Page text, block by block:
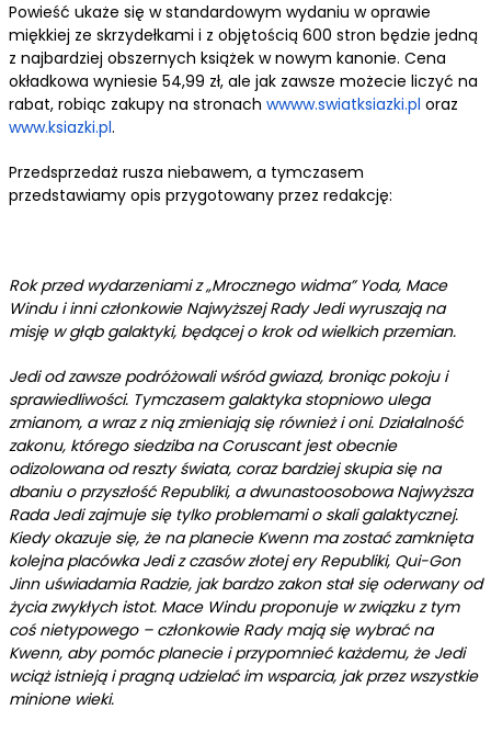
Powieść ukaże się w standardowym wydaniu w oprawie
miękkiej ze skrzydełkami i z objętością 600 stron będzie jedną
z najbardziej obszernych książek w nowym kanonie. Cena
okładkowa wyniesie 54,99 zł, ale jak zawsze możecie liczyć na
rabat, robiąc zakupy na stronach wwww.swiatksiazki.pl oraz
www.ksiazki.pl.
Przedsprzedaż rusza niebawem, a tymczasem
przedstawiamy opis przygotowany przez redakcję:
Rok przed wydarzeniami z „Mrocznego widma” Yoda, Mace
Windu i inni członkowie Najwyższej Rady Jedi wyruszają na
misję w głąb galaktyki, będącej o krok od wielkich przemian.
Jedi od zawsze podróżowali wśród gwiazd, broniąc pokoju i
sprawiedliwości. Tymczasem galaktyka stopniowo ulega
zmianom, a wraz z nią zmieniają się również i oni. Działalność
zakonu, którego siedziba na Coruscant jest obecnie
odizolowana od reszty świata, coraz bardziej skupia się na
dbaniu o przyszłość Republiki, a dwunastoosobowa Najwyższa
Rada Jedi zajmuje się tylko problemami o skali galaktycznej.
Kiedy okazuje się, że na planecie Kwenn ma zostać zamknięta
kolejna placówka Jedi z czasów złotej ery Republiki, Qui-Gon
Jinn uświadamia Radzie, jak bardzo zakon stał się oderwany od
życia zwykłych istot. Mace Windu proponuje w związku z tym
coś nietypowego – członkowie Rady mają się wybrać na
Kwenn, aby pomóc planecie i przypomnieć każdemu, że Jedi
wciąż istnieją i pragną udzielać im wsparcia, jak przez wszystkie
minione wieki.